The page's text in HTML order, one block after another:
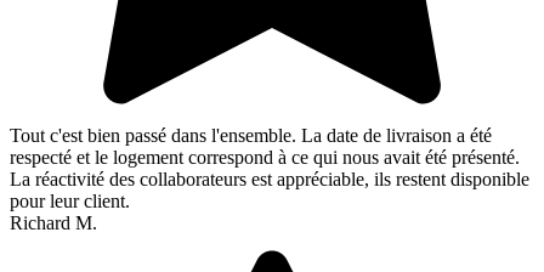
Tout c'est bien passé dans l'ensemble. La date de livraison a été
respecté et le logement correspond à ce qui nous avait été présenté.
La réactivité des collaborateurs est appréciable, ils restent disponible
pour leur client.
Richard M.